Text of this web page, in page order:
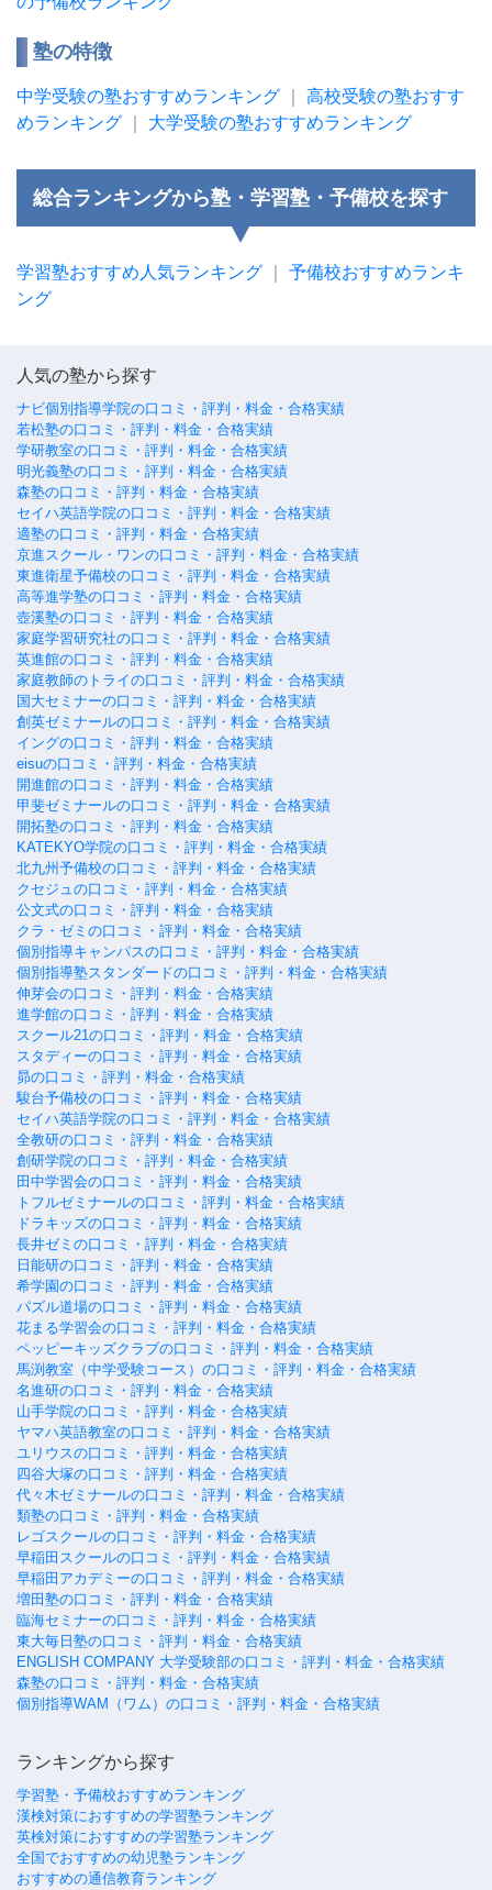
塾の特徴
中学受験の塾おすすめランキング
高校受験の塾おすす
めランキング
大学受験の塾おすすめランキング
総合ランキングから塾・学習塾・予備校を探す
学習塾おすすめ人気ランキング
予備校おすすめランキ
ング
人気の塾から探す
ナビ個別指導学院の口コミ・評判・料金・合格実績
若松塾の口コミ・評判・料金・合格実績
学研教室の口コミ・評判・料金・合格実績
明光義塾の口コミ・評判・料金・合格実績
森塾の口コミ・評判・料金・合格実績
セイハ英語学院の口コミ・評判・料金・合格実績
適塾の口コミ・評判・料金・合格実績
京進スクール・ワンの口コミ・評判・料金・合格実績
東進衛星予備校の口コミ・評判・料金・合格実績
高等進学塾の口コミ・評判・料金・合格実績
壺溪塾の口コミ・評判・料金・合格実績
家庭学習研究社の口コミ・評判・料金・合格実績
英進館の口コミ・評判・料金・合格実績
家庭教師のトライの口コミ・評判・料金・合格実績
国大セミナーの口コミ・評判・料金・合格実績
創英ゼミナールの口コミ・評判・料金・合格実績
イングの口コミ・評判・料金・合格実績
eisuの口コミ・評判・料金・合格実績
開進館の口コミ・評判・料金・合格実績
甲斐ゼミナールの口コミ・評判・料金・合格実績
開拓塾の口コミ・評判・料金・合格実績
KATEKYO学院の口コミ・評判・料金・合格実績
北九州予備校の口コミ・評判・料金・合格実績
クセジュの口コミ・評判・料金・合格実績
公文式の口コミ・評判・料金・合格実績
クラ・ゼミの口コミ・評判・料金・合格実績
個別指導キャンパスの口コミ・評判・料金・合格実績
個別指導塾スタンダードの口コミ・評判・料金・合格実績
伸芽会の口コミ・評判・料金・合格実績
進学館の口コミ・評判・料金・合格実績
スクール21の口コミ・評判・料金・合格実績
スタディーの口コミ・評判・料金・合格実績
昴の口コミ・評判・料金・合格実績
駿台予備校の口コミ・評判・料金・合格実績
セイハ英語学院の口コミ・評判・料金・合格実績
全教研の口コミ・評判・料金・合格実績
創研学院の口コミ・評判・料金・合格実績
田中学習会の口コミ・評判・料金・合格実績
トフルゼミナールの口コミ・評判・料金・合格実績
ドラキッズの口コミ・評判・料金・合格実績
長井ゼミの口コミ・評判・料金・合格実績
日能研の口コミ・評判・料金・合格実績
希学園の口コミ・評判・料金・合格実績
パズル道場の口コミ・評判・料金・合格実績
花まる学習会の口コミ・評判・料金・合格実績
ペッピーキッズクラブの口コミ・評判・料金・合格実績
馬渕教室（中学受験コース）の口コミ・評判・料金・合格実績
名進研の口コミ・評判・料金・合格実績
山手学院の口コミ・評判・料金・合格実績
ヤマハ英語教室の口コミ・評判・料金・合格実績
ユリウスの口コミ・評判・料金・合格実績
四谷大塚の口コミ・評判・料金・合格実績
代々木ゼミナールの口コミ・評判・料金・合格実績
類塾の口コミ・評判・料金・合格実績
レゴスクールの口コミ・評判・料金・合格実績
早稲田スクールの口コミ・評判・料金・合格実績
早稲田アカデミーの口コミ・評判・料金・合格実績
増田塾の口コミ・評判・料金・合格実績
臨海セミナーの口コミ・評判・料金・合格実績
東大毎日塾の口コミ・評判・料金・合格実績
ENGLISH COMPANY 大学受験部の口コミ・評判・料金・合格実績
森塾の口コミ・評判・料金・合格実績
個別指導WAM（ワム）の口コミ・評判・料金・合格実績
ランキングから探す
学習塾・予備校おすすめランキング
漢検対策におすすめの学習塾ランキング
英検対策におすすめの学習塾ランキング
全国でおすすめの幼児塾ランキング
おすすめの通信教育ランキング